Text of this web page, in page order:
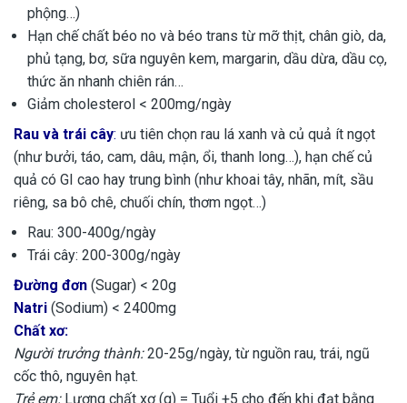
phộng…)
Hạn chế chất béo no và béo trans từ mỡ thịt, chân giò, da,
phủ tạng, bơ, sữa nguyên kem, margarin, dầu dừa, dầu cọ,
thức ăn nhanh chiên rán…
Giảm cholesterol < 200mg/ngày
Rau và trái cây: ưu tiên chọn rau lá xanh và củ quả ít ngọt
(như bưởi, táo, cam, dâu, mận, ổi, thanh long…), hạn chế củ
quả có GI cao hay trung bình (như khoai tây, nhãn, mít, sầu
riêng, sa bô chê, chuối chín, thơm ngọt…)
Rau: 300-400g/ngày
Trái cây: 200-300g/ngày
Đường đơn (Sugar) < 20g
Natri (Sodium) < 2400mg
Chất xơ:
Người trưởng thành:20-25g/ngày, từ nguồn rau, trái, ngũ
cốc thô, nguyên hạt.
Trẻ em:Lượng chất xơ (g) = Tuổi +5 cho đến khi đạt bằng